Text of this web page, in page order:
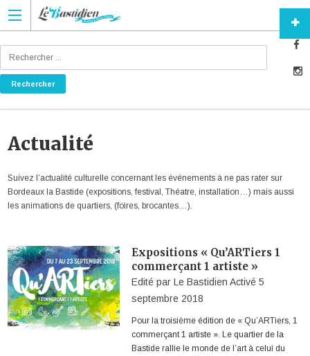
Actualité
Suivez l’actualité culturelle concernant les événements à ne pas rater sur
Bordeaux la Bastide (expositions, festival, Théatre, installation…) mais aussi
les animations de quartiers, (foires, brocantes…).
Expositions « Qu’ARTiers 1
commerçant 1 artiste »
Edité par Le Bastidien Activé 5
septembre 2018
Pour la troisième édition de « Qu’ARTiers, 1
commerçant 1 artiste ». Le quartier de la
Bastide rallie le monde de l’art à celui du